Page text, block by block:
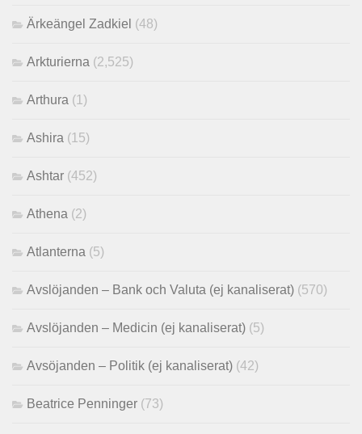
Ärkeängel Zadkiel (48)
Arkturierna (2,525)
Arthura (1)
Ashira (15)
Ashtar (452)
Athena (2)
Atlanterna (5)
Avslöjanden – Bank och Valuta (ej kanaliserat) (570)
Avslöjanden – Medicin (ej kanaliserat) (5)
Avsöjanden – Politik (ej kanaliserat) (42)
Beatrice Penninger (73)